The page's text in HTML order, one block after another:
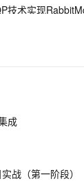
技术实现
：可靠的分布
费失败了，怎么处
成
战（第一阶段）